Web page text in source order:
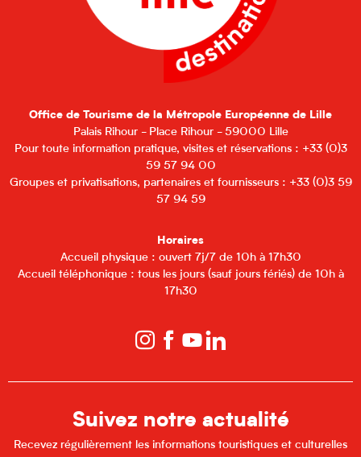
Office de Tourisme de la Métropole Européenne de Lille
Palais Rihour - Place Rihour - 59000 Lille
Pour toute information pratique, visites et réservations : +33 (0)3
59 57 94 00
Groupes et privatisations, partenaires et fournisseurs : +33 (0)3 59
57 94 59
Horaires
Accueil physique : ouvert 7j/7 de 10h à 17h30
Accueil téléphonique : tous les jours (sauf jours fériés) de 10h à
17h30
Suivez notre actualité
Recevez régulièrement les informations touristiques et culturelles